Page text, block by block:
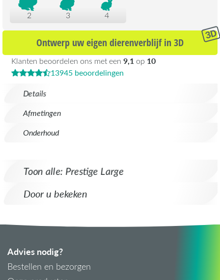
Details
Afmetingen
Onderhoud
2 3 4
Ontwerp uw eigen dierenverblijf in 3D
Klanten beoordelen ons met een 9,1 op 10
13945 beoordelingen
Toon alle: Prestige Large
Door u bekeken
Advies nodig?
Bestellen en bezorgen